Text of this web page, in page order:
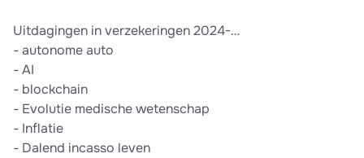
Uitdagingen in verzekeringen 2024-…
- autonome auto
- AI
- blockchain
- Evolutie medische wetenschap
- Inflatie
- Dalend incasso leven